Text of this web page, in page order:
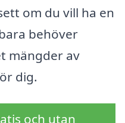
om du vill ha en
behöver
mängder av
dig.
och utan